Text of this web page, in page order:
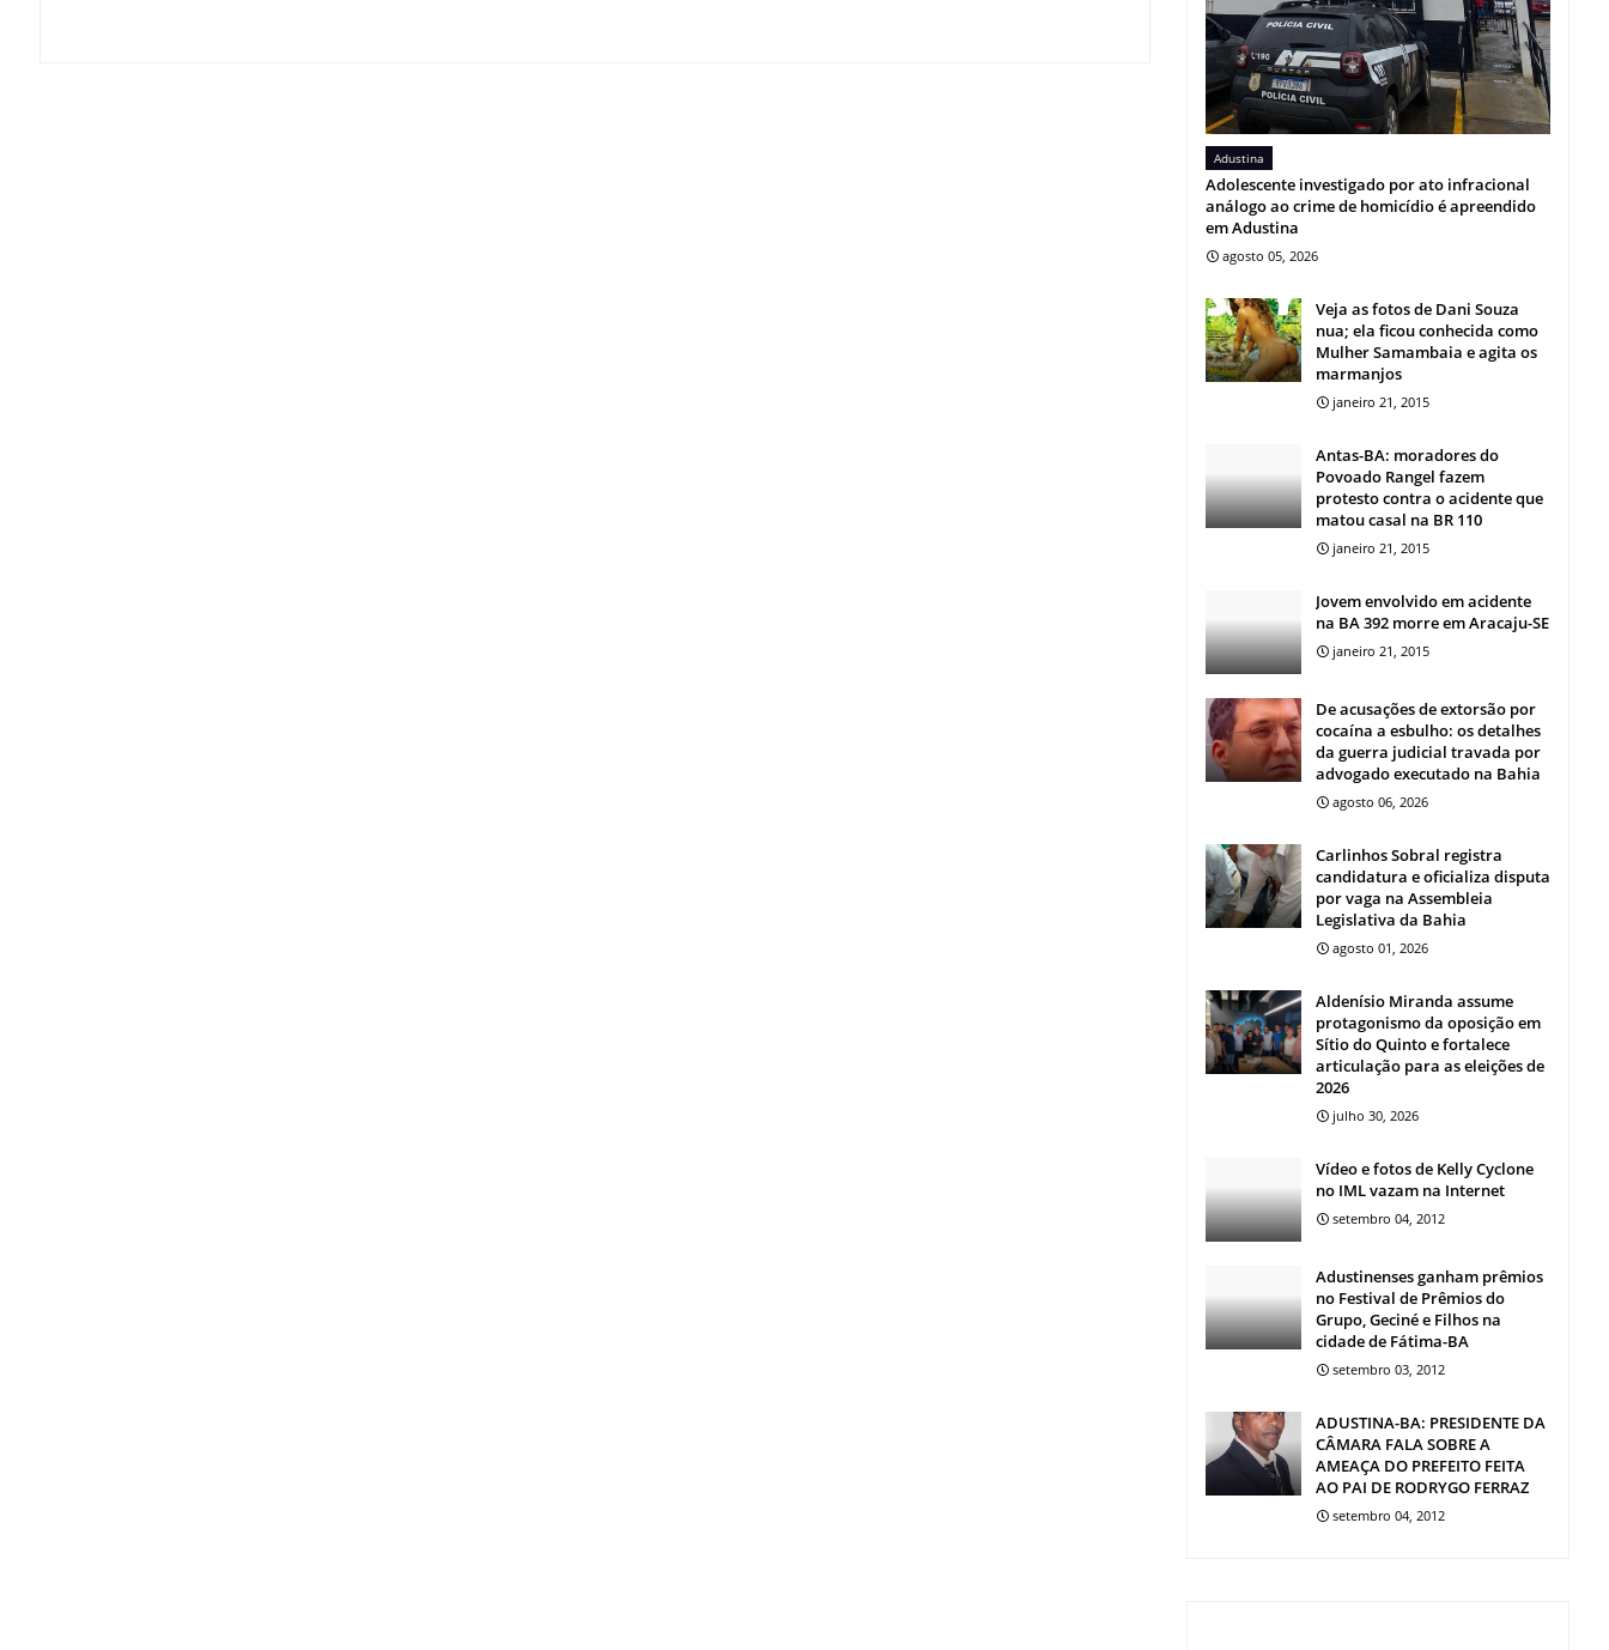
Adustina
Adolescente investigado por ato infracional
análogo ao crime de homicídio é apreendido
em Adustina
agosto 05, 2026
Veja as fotos de Dani Souza
nua; ela ficou conhecida como
Mulher Samambaia e agita os
marmanjos
janeiro 21, 2015
Antas-BA: moradores do
Povoado Rangel fazem
protesto contra o acidente que
matou casal na BR 110
janeiro 21, 2015
Jovem envolvido em acidente
na BA 392 morre em Aracaju-SE
janeiro 21, 2015
De acusações de extorsão por
cocaína a esbulho: os detalhes
da guerra judicial travada por
advogado executado na Bahia
agosto 06, 2026
Carlinhos Sobral registra
candidatura e oficializa disputa
por vaga na Assembleia
Legislativa da Bahia
agosto 01, 2026
Aldenísio Miranda assume
protagonismo da oposição em
Sítio do Quinto e fortalece
articulação para as eleições de
2026
julho 30, 2026
Vídeo e fotos de Kelly Cyclone
no IML vazam na Internet
setembro 04, 2012
Adustinenses ganham prêmios
no Festival de Prêmios do
Grupo, Geciné e Filhos na
cidade de Fátima-BA
setembro 03, 2012
ADUSTINA-BA: PRESIDENTE DA
CÂMARA FALA SOBRE A
AMEAÇA DO PREFEITO FEITA
AO PAI DE RODRYGO FERRAZ
setembro 04, 2012